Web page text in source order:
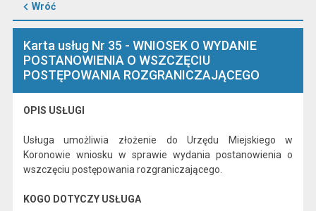
Wróć
Karta usług Nr 35 - WNIOSEK O WYDANIE
POSTANOWIENIA O WSZCZĘCIU
POSTĘPOWANIA ROZGRANICZAJĄCEGO
OPIS USŁUGI
Usługa umożliwia złożenie do Urzędu Miejskiego w
Koronowie wniosku w sprawie wydania postanowienia o
wszczęciu postępowania rozgraniczającego.
KOGO DOTYCZY USŁUGA